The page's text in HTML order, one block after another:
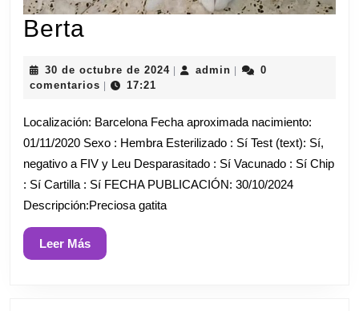
Berta
30 de octubre de 202430
de
2024
admin admin
0
comentarios
17:21
Localización: Barcelona Fecha aproximada nacimiento:
01/11/2020 Sexo : Hembra Esterilizado : Sí Test (text): Sí,
negativo a FIV y Leu Desparasitado : Sí Vacunado : Sí Chip
: Sí Cartilla : Sí FECHA PUBLICACIÓN: 30/10/2024
Descripción:Preciosa gatita
Leer MásLeer
Más